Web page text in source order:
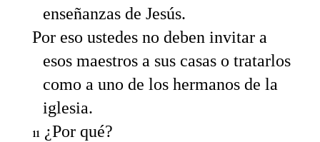
enseñanzas de Jesús.
Por eso ustedes no deben invitar a
esos maestros a sus casas o tratarlos
como a uno de los hermanos de la
iglesia.
11
¿Por qué?